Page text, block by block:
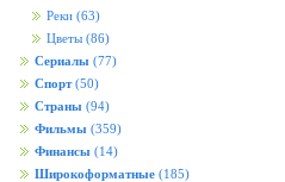
Реки (63)
Цветы (86)
Сериалы (77)
Спорт (50)
Страны (94)
Фильмы (359)
Финансы (14)
Широкоформатные (185)